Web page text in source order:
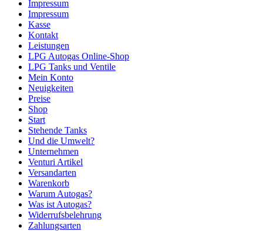
Impressum
Impressum
Kasse
Kontakt
Leistungen
LPG Autogas Online-Shop
LPG Tanks und Ventile
Mein Konto
Neuigkeiten
Preise
Shop
Start
Stehende Tanks
Und die Umwelt?
Unternehmen
Venturi Artikel
Versandarten
Warenkorb
Warum Autogas?
Was ist Autogas?
Widerrufsbelehrung
Zahlungsarten